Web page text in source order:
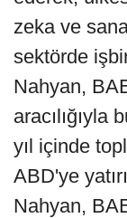
zeka ve
sektörde
Nahyan,
aracılığıyla
yıl içinde
ABD'ye
Nahyan,